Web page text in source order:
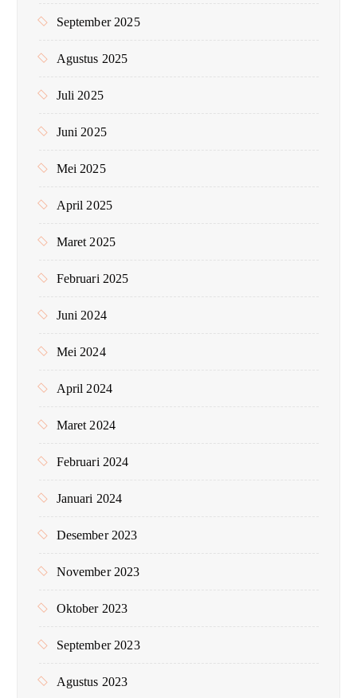
September 2025
Agustus 2025
Juli 2025
Juni 2025
Mei 2025
April 2025
Maret 2025
Februari 2025
Juni 2024
Mei 2024
April 2024
Maret 2024
Februari 2024
Januari 2024
Desember 2023
November 2023
Oktober 2023
September 2023
Agustus 2023